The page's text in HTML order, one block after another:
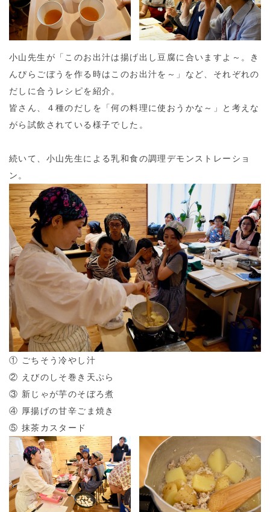
小山先生が「このお出汁は揚げ出し豆腐に合いますよ～。き
んぴらごぼうを作る時はこのお出汁を～」など、それぞれの
だしに合うレシピを紹介。
皆さん、４種のだしを「何の料理に使おうかな～」と考えな
がら試飲されている様子でした。
続いて、小山先生による乳和食の調理デモンストレーショ
ン。
① ごちそう冷やし汁
② えびのしそ巻き天ぷら
③ 新じゃが芋のそぼろ煮
④ 厚揚げの甘辛ごま焼き
⑤ 抹茶カスタード